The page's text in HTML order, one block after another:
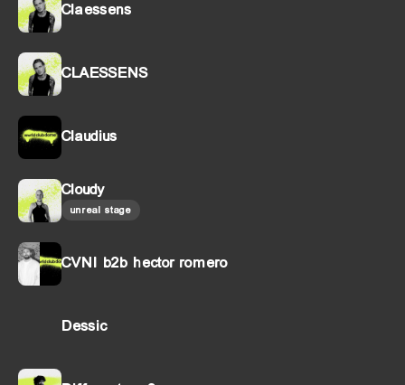
Claessens
CLAESSENS
Claudius
Cloudy
unreal stage
CVNI b2b hector romero
Dessic